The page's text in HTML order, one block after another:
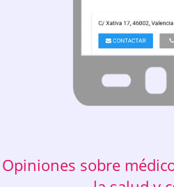
Opiniones sobre